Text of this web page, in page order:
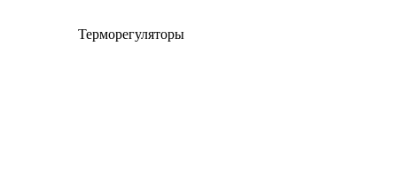
Терморегуляторы